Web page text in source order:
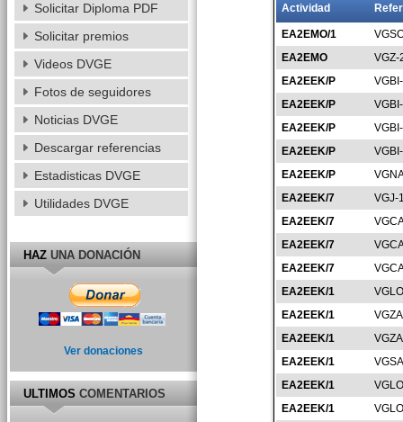
Actividad
EA2EMO/1
EA2EMO
VGZ-
EA2EEK/P
EA2EEK/P
EA2EEK/P
EA2EEK/P
EA2EEK/P
EA2EEK/7
VGJ-
EA2EEK/7
EA2EEK/7
EA2EEK/7
EA2EEK/1
EA2EEK/1
EA2EEK/1
EA2EEK/1
EA2EEK/1
EA2EEK/1
Solicitar Diploma PDF
Solicitar premios
Videos DVGE
Fotos de seguidores
Noticias DVGE
Descargar referencias
Estadisticas DVGE
Utilidades DVGE
HAZUNA DONACIÓN
Ver donaciones
ULTIMOSCOMENTARIOS